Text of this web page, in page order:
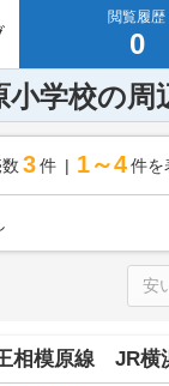
閲覧履歴
0
小学校の周
3 件 1～4 件を
線 JR横浜線 JR相模